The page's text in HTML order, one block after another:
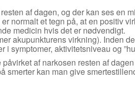
af dagen, og der kan ses en
normalt et tegn på, at en positiv
medicin hvis det er nødvendigt.
akupunkturens virkning). Inden
symptomer, aktivitetsniveau og
af narkosen resten af
smerter kan man give